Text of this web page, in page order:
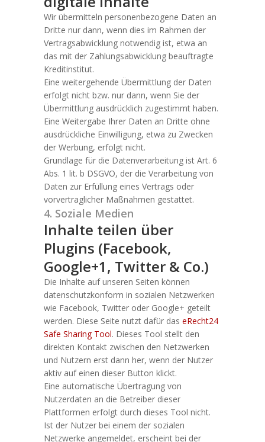
Wir übermitteln personenbezogene Daten an
Dritte nur dann, wenn dies im Rahmen der
Vertragsabwicklung notwendig ist, etwa an
das mit der Zahlungsabwicklung beauftragte
Kreditinstitut.
Eine weitergehende Übermittlung der Daten
erfolgt nicht bzw. nur dann, wenn Sie der
Übermittlung ausdrücklich zugestimmt haben.
Eine Weitergabe Ihrer Daten an Dritte ohne
ausdrückliche Einwilligung, etwa zu Zwecken
der Werbung, erfolgt nicht.
Grundlage für die Datenverarbeitung ist Art. 6
Abs. 1 lit. b DSGVO, der die Verarbeitung von
Daten zur Erfüllung eines Vertrags oder
vorvertraglicher Maßnahmen gestattet.
4. Soziale Medien
Inhalte teilen über
Plugins (Facebook,
Google+1, Twitter & Co.)
Die Inhalte auf unseren Seiten können
datenschutzkonform in sozialen Netzwerken
wie Facebook, Twitter oder Google+ geteilt
werden. Diese Seite nutzt dafür das eRecht24
Safe Sharing Tool. Dieses Tool stellt den
direkten Kontakt zwischen den Netzwerken
und Nutzern erst dann her, wenn der Nutzer
aktiv auf einen dieser Button klickt.
Eine automatische Übertragung von
Nutzerdaten an die Betreiber dieser
Plattformen erfolgt durch dieses Tool nicht.
Ist der Nutzer bei einem der sozialen
Netzwerke angemeldet, erscheint bei der